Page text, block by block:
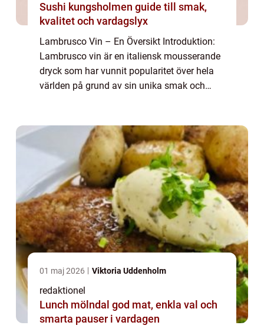
Sushi kungsholmen guide till smak,
kvalitet och vardagslyx
Lambrusco Vin – En Översikt Introduktion:
Lambrusco vin är en italiensk mousserande
dryck som har vunnit popularitet över hela
världen på grund av sin unika smak och
01 maj 2026 Viktoria Uddenholm
redaktionel
Lunch mölndal god mat, enkla val och
smarta pauser i vardagen